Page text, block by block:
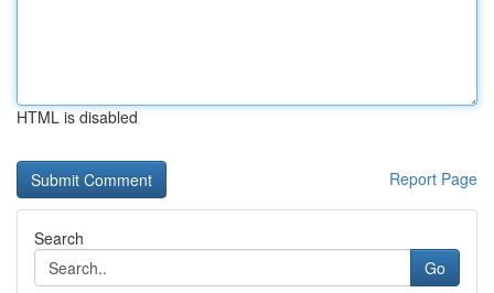
HTML is disabled
Report Page
Search
Go